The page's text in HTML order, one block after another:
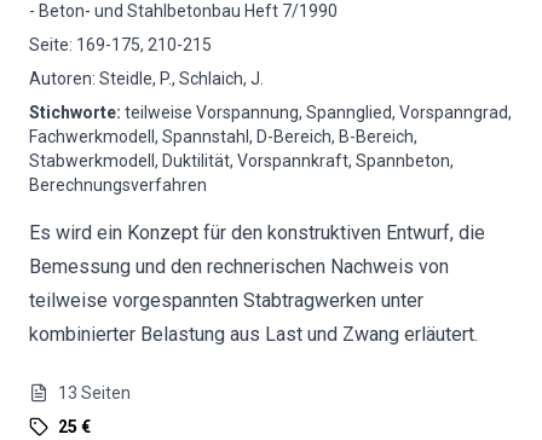
- Beton- und Stahlbetonbau Heft 7/1990
Seite: 169-175, 210-215
Autoren: Steidle, P., Schlaich, J.
Stichworte: teilweise Vorspannung, Spannglied, Vorspanngrad,
Fachwerkmodell, Spannstahl, D-Bereich, B-Bereich,
Stabwerkmodell, Duktilität, Vorspannkraft, Spannbeton,
Berechnungsverfahren
Es wird ein Konzept für den konstruktiven Entwurf, die
Bemessung und den rechnerischen Nachweis von
teilweise vorgespannten Stabtragwerken unter
kombinierter Belastung aus Last und Zwang erläutert.
13 Seiten
25 €